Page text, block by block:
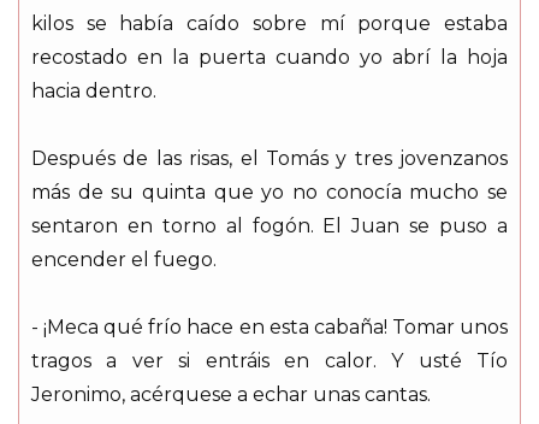
kilos se había caído sobre mí porque estaba
recostado en la puerta cuando yo abrí la hoja
hacia dentro.
Después de las risas, el Tomás y tres jovenzanos
más de su quinta que yo no conocía mucho se
sentaron en torno al fogón. El Juan se puso a
encender el fuego.
- ¡Meca qué frío hace en esta cabaña! Tomar unos
tragos a ver si entráis en calor. Y usté Tío
Jeronimo, acérquese a echar unas cantas.